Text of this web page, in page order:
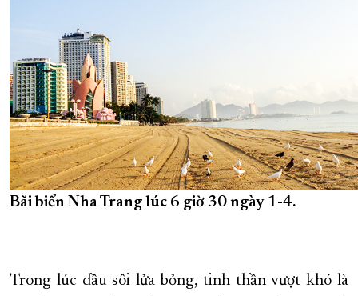
Bãi biển Nha Trang lúc 6 giờ 30 ngày 1-4.
Trong lúc dầu sôi lửa bỏng, tinh thần vượt khó là